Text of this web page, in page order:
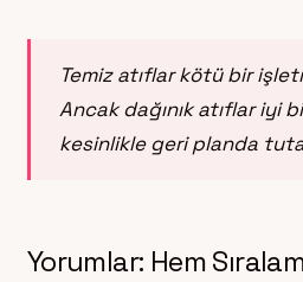
Temiz atıflar kötü bir
Ancak dağınık atıflar iyi
kesinlikle geri planda
Yorumlar: Hem